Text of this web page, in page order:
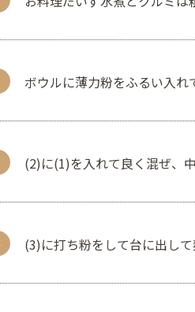
ボウルに薄力粉をふるい入
(2)に(1)を入れて良く混ぜ、
(3)に打ち粉をして台に出し